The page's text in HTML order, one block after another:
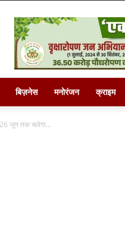
बिज़नेस मनोरंजन क्राइम
जून तक चलेगा...